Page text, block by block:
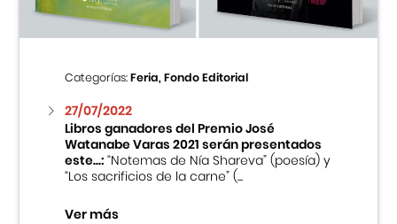
Categorías:Feria, Fondo Editorial
27/07/2022
Libros ganadores del Premio José
Watanabe Varas 2021 serán presentados
este...:“Notemas de Nía Shareva” (poesía) y
“Los sacrificios de la carne” (...
Ver más